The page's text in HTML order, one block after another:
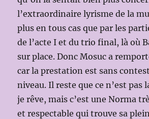
l’extraordinaire lyrisme de la
plus en tous cas que par les
de l’acte I et du trio final, là où
sur place. Donc Mosuc a
car la prestation est sans
niveau. Il reste que ce n’est pas
je rêve, mais c’est une Norma
et respectable qui trouve sa